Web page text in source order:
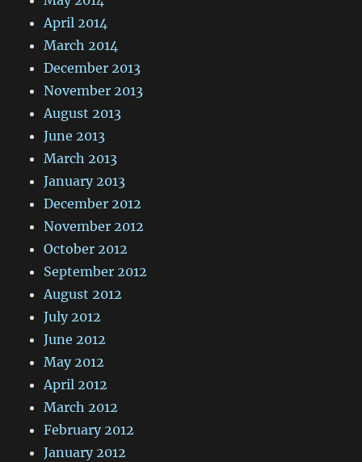
April 2014
March 2014
December 2013
November 2013
August 2013
June 2013
March 2013
January 2013
December 2012
November 2012
October 2012
September 2012
August 2012
July 2012
June 2012
May 2012
April 2012
March 2012
February 2012
January 2012